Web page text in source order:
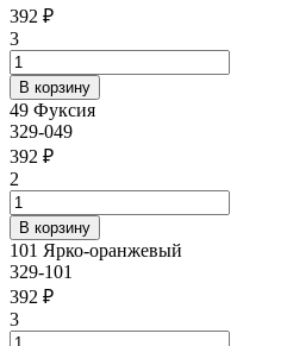
392 ₽
3
49 Фуксия
329-049
392 ₽
2
101 Ярко-оранжевый
329-101
392 ₽
3